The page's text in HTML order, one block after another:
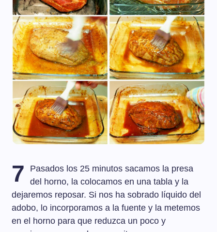
7
Pasados los 25 minutos sacamos la presa
del horno, la colocamos en una tabla y la
dejaremos reposar. Si nos ha sobrado líquido del
adobo, lo incorporamos a la fuente y la metemos
en el horno para que reduzca un poco y